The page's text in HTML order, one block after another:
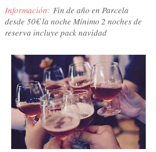
Información: Fin de año en Parcela
desde 50€ la noche Mínimo 2 noches de
reserva incluye pack navidad